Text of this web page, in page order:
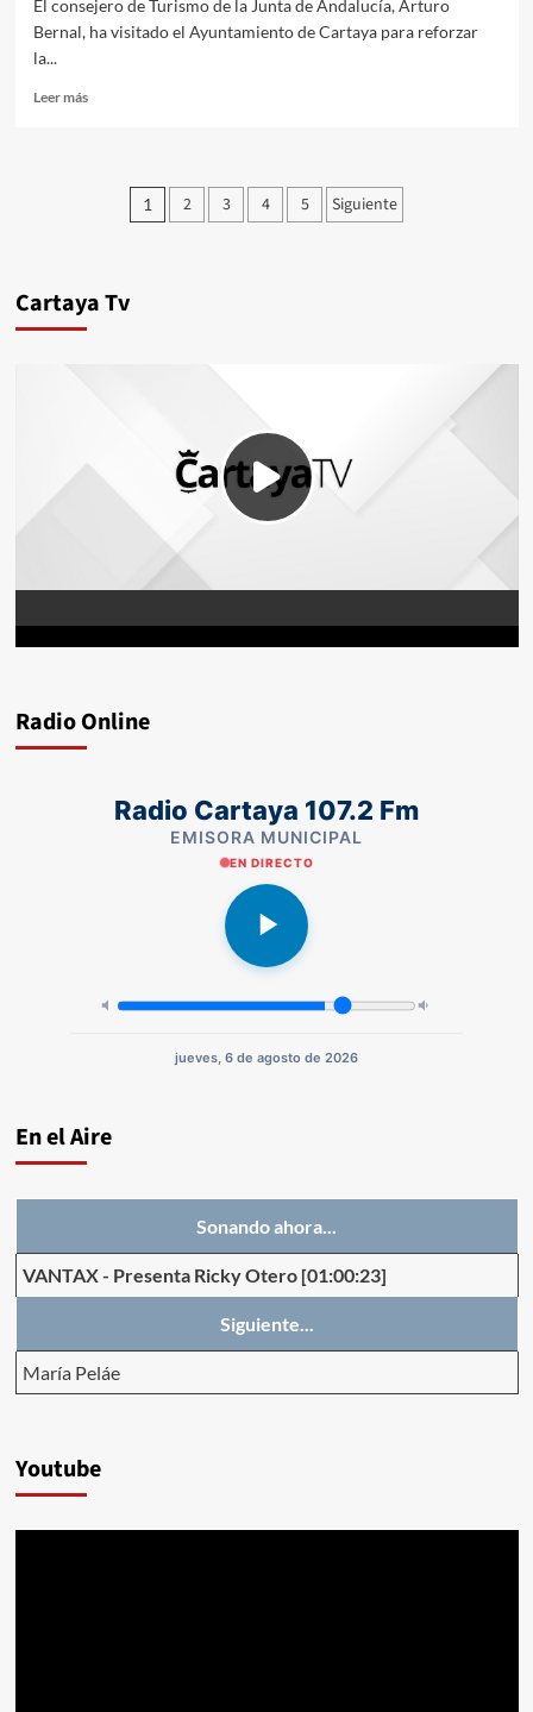
El consejero de Turismo de la Junta de Andalucía, Arturo
Bernal, ha visitado el Ayuntamiento de Cartaya para reforzar
la...
Leer más
1 2 3 4 5 Siguiente
Cartaya Tv
Radio Online
Radio Cartaya 107.2 Fm
EMISORA MUNICIPAL
EN DIRECTO
jueves, 6 de agosto de 2026
En el Aire
Sonando ahora...
VANTAX- Presenta Ricky Otero [01:00:23]
Siguiente...
María Peláe
Youtube